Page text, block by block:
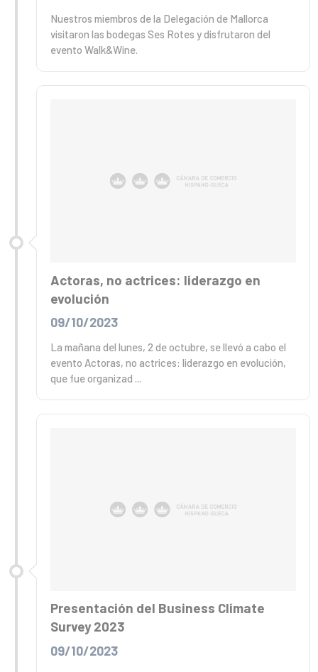
Nuestros miembros de la Delegación de Mallorca
visitaron las bodegas Ses Rotes y disfrutaron del
evento Walk&Wine.
Actoras, no actrices: liderazgo en
evolución
09/10/2023
La mañana del lunes, 2 de octubre, se llevó a cabo el
evento Actoras, no actrices: liderazgo en evolución,
que fue organizad ...
Presentación del Business Climate
Survey 2023
09/10/2023